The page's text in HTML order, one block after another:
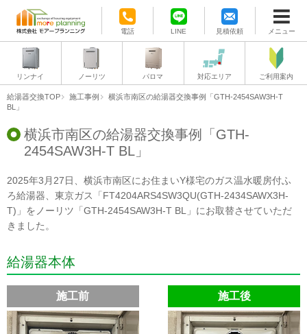
電話 LINE 見積依頼 メニュー
リンナイ ノーリツ パロマ 対応エリア ご利用案内
給湯器交換TOP 施工事例
横浜市南区の給湯器交換事例「GTH-2454SAW3H-T
BL」
横浜市南区の給湯器交換事例「GTH-
2454SAW3H-T BL」
2025年3月27日、横浜市南区にお住まいY様宅のガス温水暖房付ふ
ろ給湯器、東京ガス「FT4204ARS4SW3QU(GTH-2434SAWX3H-
T)」をノーリツ「GTH-2454SAW3H-T BL」にお取替させていただ
きました。
給湯器本体
施工前 施工後